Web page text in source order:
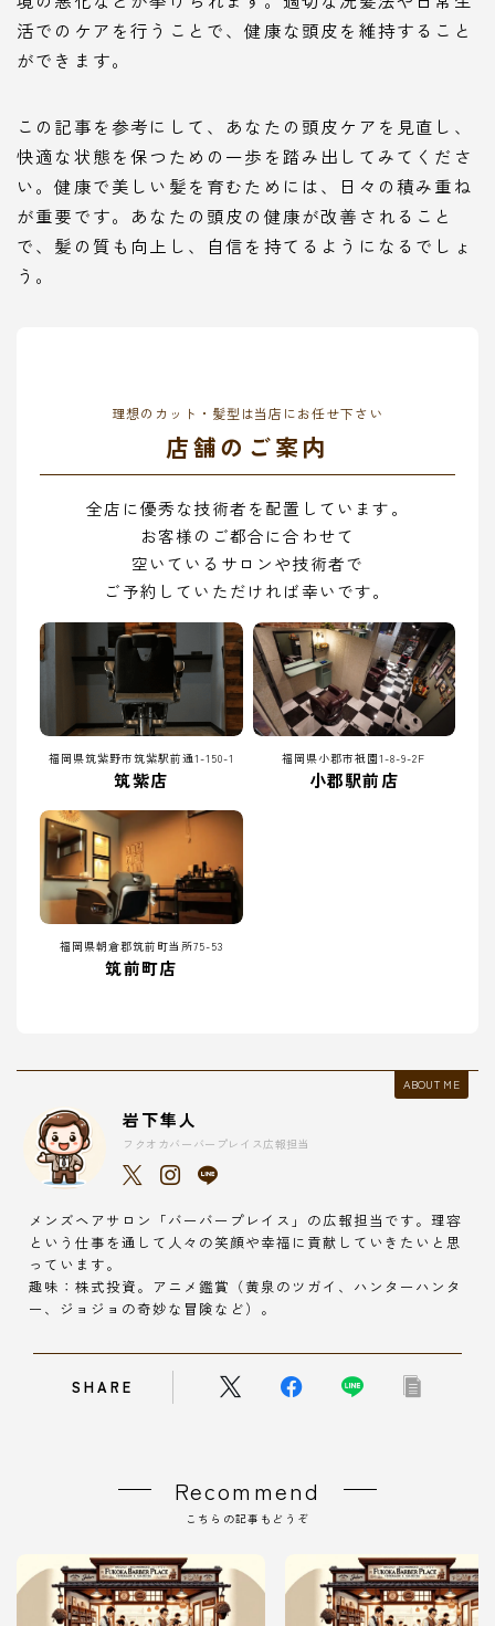
活でのケアを行うことで、健康な頭皮を維持すること
ができます。
この記事を参考にして、あなたの頭皮ケアを見直し、
快適な状態を保つための一歩を踏み出してみてくださ
い。健康で美しい髪を育むためには、日々の積み重ね
が重要です。あなたの頭皮の健康が改善されること
で、髪の質も向上し、自信を持てるようになるでしょ
う。
理想のカット・髪型は当店にお任せ下さい
店舗のご案内
全店に優秀な技術者を配置しています。
お客様のご都合に合わせて
空いているサロンや技術者で
ご予約していただければ幸いです。
福岡県筑紫野市筑紫駅前通1-150-1
筑紫店
福岡県小郡市祇園1-8-9-2F
小郡駅前店
福岡県朝倉郡筑前町当所75-53
筑前町店
ABOUT ME
岩下隼人
フクオカバーバープレイス広報担当
メンズヘアサロン「バーバープレイス」の広報担当です。理容
という仕事を通して人々の笑顔や幸福に貢献していきたいと思
っています。
趣味：株式投資。アニメ鑑賞（黄泉のツガイ、ハンターハンタ
ー、ジョジョの奇妙な冒険など）。
SHARE
Recommend
こちらの記事もどうぞ